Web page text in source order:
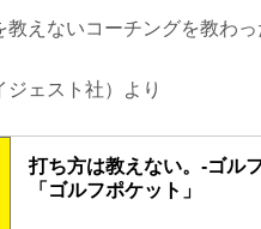
えないコーチングを教わっ
ジェスト社）より
打ち方は教えない。-ゴル
「ゴルフポケット」